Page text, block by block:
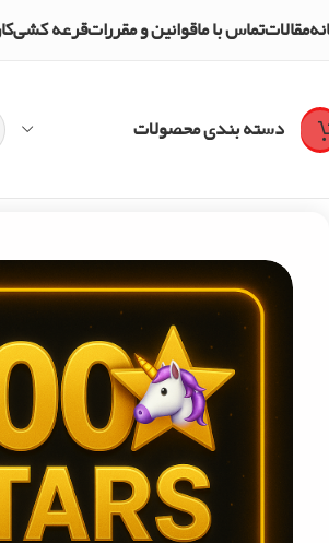
مقالاتتماس با ماقوانین و مقرراتقرعه کشی
دسته بندی محصولات